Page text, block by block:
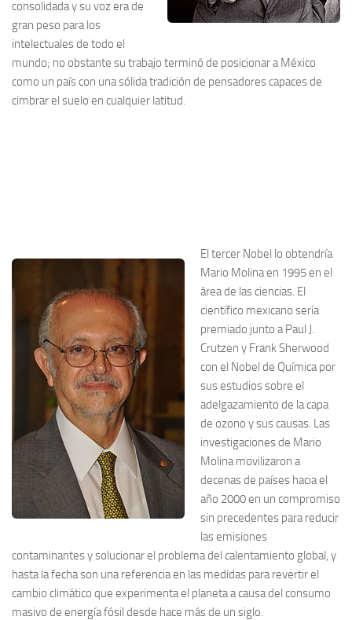
consolidada y su voz era de
gran peso para los
intelectuales de todo el
mundo; no obstante su trabajo terminó de posicionar a México
como un país con una sólida tradición de pensadores capaces de
cimbrar el suelo en cualquier latitud.
El tercer Nobel lo obtendría
Mario Molina en 1995 en el
área de las ciencias. El
científico mexicano sería
premiado junto a Paul J.
Crutzen y Frank Sherwood
con el Nobel de Química por
sus estudios sobre el
adelgazamiento de la capa
de ozono y sus causas. Las
investigaciones de Mario
Molina movilizaron a
decenas de países hacia el
año 2000 en un compromiso
sin precedentes para reducir
las emisiones
contaminantes y solucionar el problema del calentamiento global, y
hasta la fecha son una referencia en las medidas para revertir el
cambio climático que experimenta el planeta a causa del consumo
masivo de energía fósil desde hace más de un siglo.